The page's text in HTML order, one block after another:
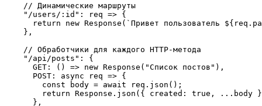
    // Динамические маршруты
    "/users/:id"
: req => {
      return
new Response ( `Привет пользователь ${ req .
    },
    // Обработчики для каждого HTTP-метода
    "/api/posts"
: {
      GET
: () => new Response ( "Список постов" ),
      POST
: async req => {
        const
body = await req. json ();
        return
Response. json ({ created: true , ... body
      },